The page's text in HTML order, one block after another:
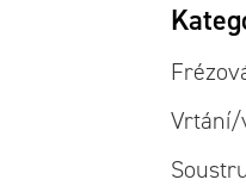
Vrtání/